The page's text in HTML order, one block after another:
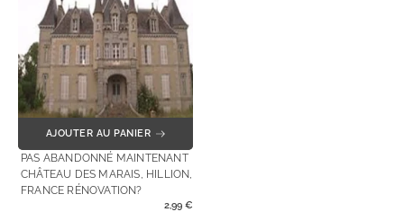
AJOUTER AU PANIER
PAS ABANDONNÉ MAINTENANT
CHÂTEAU DES MARAIS, HILLION,
FRANCE RÉNOVATION?
2,99 €